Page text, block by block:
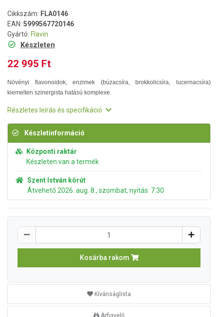
Cikkszám: FLA0146
EAN: 5999567720146
Gyártó: Flavin
Készleten
22 995 Ft
Növényi flavonoidok, enzimek (búzacsíra, brokkolicsíra, lucernacsíra)
kiemelten szinergista hatású komplexe.
Részletes leírás és specifikáció
Készletinformáció
Központi raktár
Készleten van a termék
Szent István körút
Átvehető 2026. aug. 8., szombat, nyitás: 7:30
Kosárba rakom
Kívánságlista
Árfigyelő